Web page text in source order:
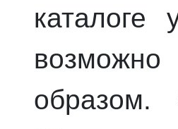
каталоге
образом.